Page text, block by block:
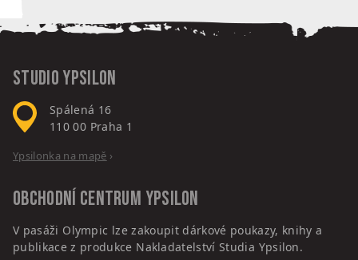
Studio Ypsilon
Spálená 16
110 00 Praha 1
Ypsilonka na mapě ›
Obchodní centrum Ypsilon
V pasáži Olympic lze zakoupit dárkové poukazy, knihy a
publikace z produkce Nakladatelství Studia Ypsilon.